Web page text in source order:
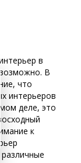
в
В
что
интерьеров
деле, это
к